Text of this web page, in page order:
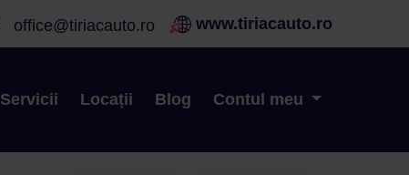
office@tiriacauto.ro www.tiriacauto.ro
Servicii Locații Blog Contul meu